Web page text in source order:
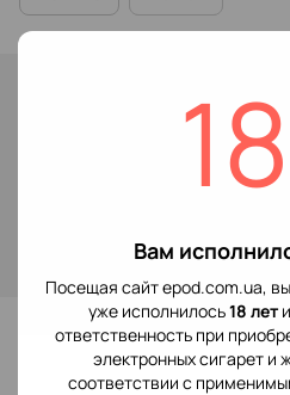
Вам
Посещая сайт epod.com.ua,
уже исполнилось18 лет
ответственность при
электронных сигарет и
соответствии с
для отображения
В